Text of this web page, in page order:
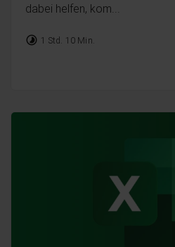
dabei helfen, kom...
timelapse 1 Std. 10 Min.